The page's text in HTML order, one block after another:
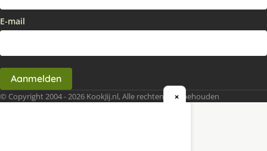
E-mail
Aanmelden
© Copyright 2004 - 2026 KookJij.nl, Alle rechten voorbehouden
×